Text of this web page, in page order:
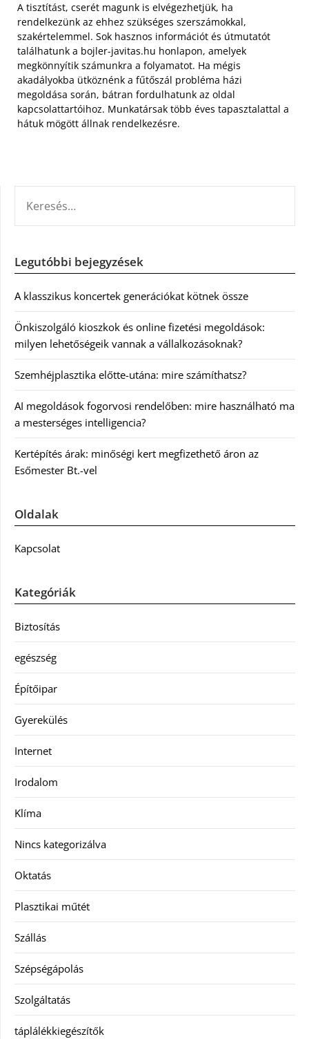
A tisztítást, cserét magunk is elvégezhetjük, ha
rendelkezünk az ehhez szükséges szerszámokkal,
szakértelemmel. Sok hasznos információt és útmutatót
találhatunk a bojler-javitas.hu honlapon, amelyek
megkönnyítik számunkra a folyamatot. Ha mégis
akadályokba ütköznénk a fűtőszál probléma házi
megoldása során, bátran fordulhatunk az oldal
kapcsolattartóihoz. Munkatársak több éves tapasztalattal a
hátuk mögött állnak rendelkezésre.
Legutóbbi bejegyzések
A klasszikus koncertek generációkat kötnek össze
Önkiszolgáló kioszkok és online fizetési megoldások:
milyen lehetőségeik vannak a vállalkozásoknak?
Szemhéjplasztika előtte-utána: mire számíthatsz?
AI megoldások fogorvosi rendelőben: mire használható ma
a mesterséges intelligencia?
Kertépítés árak: minőségi kert megfizethető áron az
Esőmester Bt.-vel
Oldalak
Kapcsolat
Kategóriák
Biztosítás
egészség
Építőipar
Gyerekülés
Internet
Irodalom
Klíma
Nincs kategorizálva
Oktatás
Plasztikai műtét
Szállás
Szépségápolás
Szolgáltatás
táplálékkiegészítők